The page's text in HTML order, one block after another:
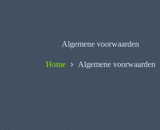
Algemene voorwaarden
Home Algemene voorwaarden